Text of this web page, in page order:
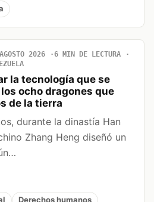
2026
6 MIN DE LECTURA
la tecnología que se
ocho dragones que
de la tierra
durante la dinastía Han
Zhang Heng diseñó un
Derechos humanos